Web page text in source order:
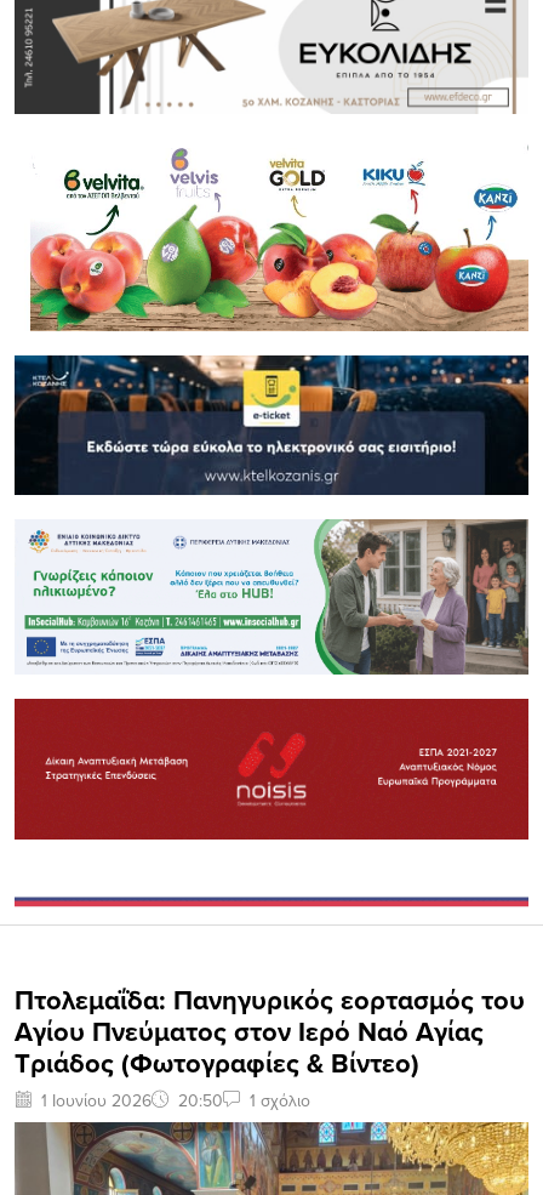
Πτολεμαΐδα: Πανηγυρικός εορτασμός του
Αγίου Πνεύματος στον Ιερό Ναό Αγίας
Τριάδος (Φωτογραφίες & Βίντεο)
1 Ιουνίου 2026 20:50 1 σχόλιο